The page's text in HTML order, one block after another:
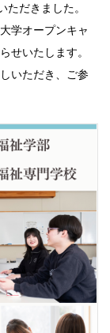
だきました。
学オープンキャ
せいたします。
いただき、ご参